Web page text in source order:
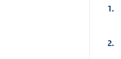
1.
2.